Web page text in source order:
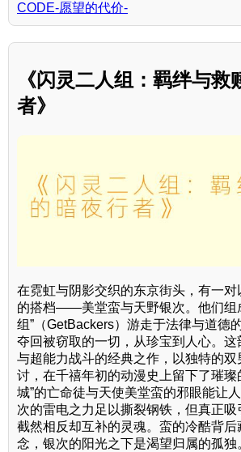
CODE-愿望的代价-
《闪灵二人组：羁绊与救
者》
在霓虹与阴影交织的东京街头，有一对
的搭档——美堂蛮与天野银次。他们组
组”（GetBackers）游走于法律与道德
夺回被窃取的一切，从珍宝到人心。这
与超能力战斗的经典之作，以独特的双
讨，在千禧年初的动漫史上留下了璀璨
城”的亡命徒与天使美堂蛮的邪眼能让
次的雷电之力足以撕裂钢铁，但真正
截然相反却互补的灵魂。蛮的冷酷背后
念，银次的阳光之下是渴望归属的孤独